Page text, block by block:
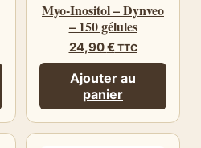
Myo-Inositol – Dynveo
– 150 gélules
24,90€ TTC
Ajouter au
panier